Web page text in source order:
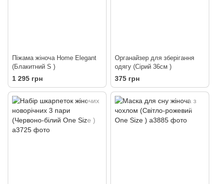
Піжама жіноча Home Elegant
(Блакитний S )
1 295 грн
Органайзер для зберігання
одягу (Сірий 36см )
375 грн